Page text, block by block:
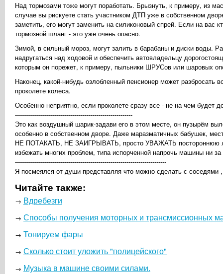
Hад тормозами тоже могут поработать. Брызнуть, к примеру, из
случае вы рискуете стать участником ДТП уже в собственном
заметить, его могут заменить на силиконовый спрей. Если на вас
тормозной шланг - это уже очень опасно.
Зимой, в сильный мороз, могут залить в барабаны и диски воды.
надругаться над ходовой и обеспечить автовладельцу
которым он порежет, к примеру, пыльники ШРУСов или шаровых
Hаконец, какой-нибудь озлобленный пенсионер может
проколете колеса.
Особенно неприятно, если проколете сразу все - не на чем будет
-----------------------------------------------------------
Это как воздушный шарик-задави его в этом месте, он пузырём
особенно в собственном дворе. Даже маразматичных
НЕ ПОТАКАТЬ, НЕ ЗАИГРЫВАТЬ, просто УВАЖАТЬ постороннюю
избежать многих проблем, типа испорченной напрочь машины ни за
----------------------------------------------------------------------------
Я посмеялся от души представляя что можно сделать с соседями
Читайте также:
→ Вдребезги
→ Способы получения моторных и трансмиссионных
→ Тонируем фары
→ Сколько стоит уложить "полицейского"
→ Музыка в машине своими силами.